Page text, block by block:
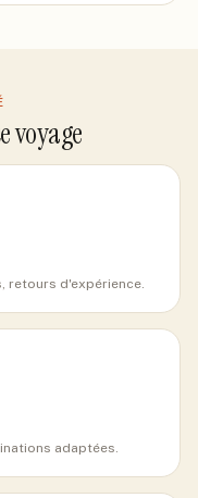
voyage
retours d'expérience.
adaptées.